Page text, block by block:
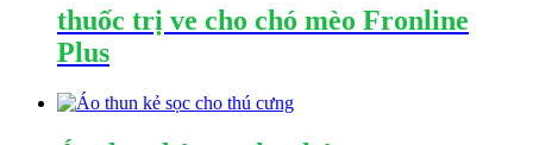
thuốc trị ve cho chó mèo Fronline
Plus